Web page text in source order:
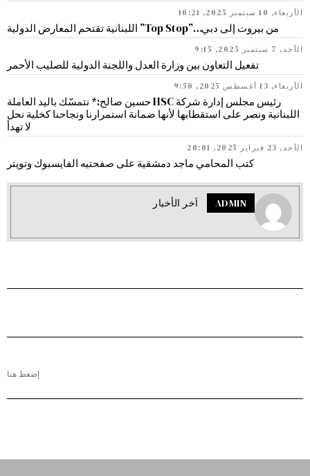
الأربعاء, 10 سبتمبر 2025, 10:21
من بيروت إلى دبي…”Top Stop” اللبنانية تقتحم المعارض الدولية
الأحد, 7 سبتمبر 2025, 9:15
تفعيل التعاون بين وزارة العدل واللجنة الدولية للصليب الأحمر
الأربعاء, 13 أغسطس 2025, 9:50
رئيس مجلس إدارة شركة HSC حسين صالح:* نتمسّك باليد العاملة
اللبنانية ونصر على استقطابها لأنها ضمانة استمرارنا ونجاحنا كخلية نحل
لا تهدأ
الأحد, 23 فبراير 2025, 20:01
كتب المحامي ماجد دمشقية على صفحتيه الفايسبوك وتويتر
ADMIN اَخر الأخبار
إضغط هنا